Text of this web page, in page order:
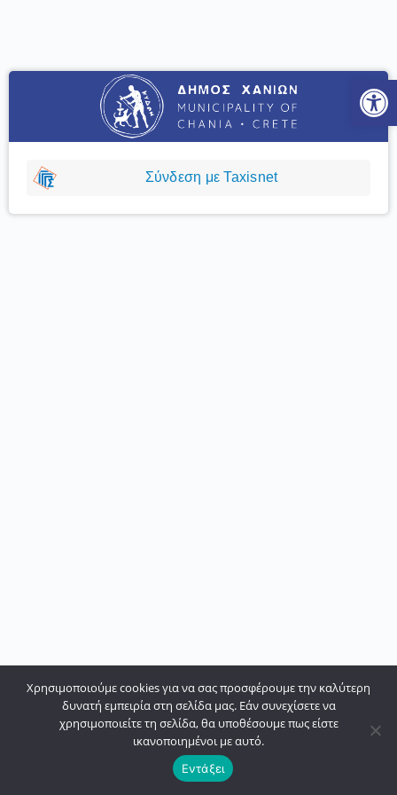
Σύνδεση με Taxisnet
Χρησιμοποιούμε cookies για να σας προσφέρουμε την καλύτερη
δυνατή εμπειρία στη σελίδα μας. Εάν συνεχίσετε να
χρησιμοποιείτε τη σελίδα, θα υποθέσουμε πως είστε
ικανοποιημένοι με αυτό.
Εντάξει